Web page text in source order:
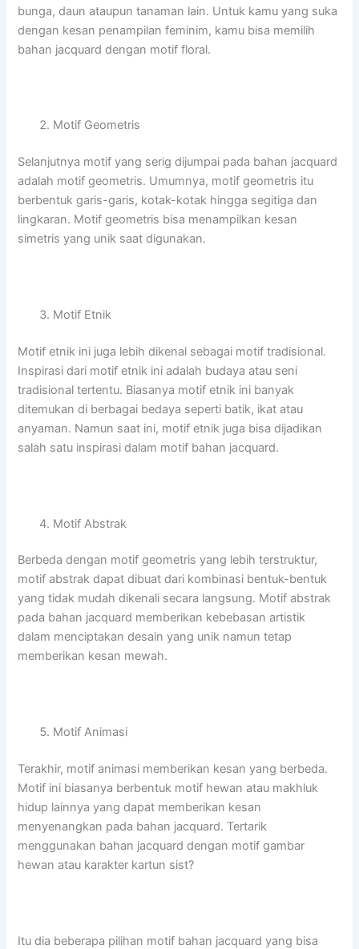
bunga, daun ataupun tanaman lain. Untuk kamu yang suka
dengan kesan penampilan feminim, kamu bisa memilih
bahan jacquard dengan motif floral.
Motif Geometris
Selanjutnya motif yang serig dijumpai pada bahan jacquard
adalah motif geometris. Umumnya, motif geometris itu
berbentuk garis-garis, kotak-kotak hingga segitiga dan
lingkaran. Motif geometris bisa menampilkan kesan
simetris yang unik saat digunakan.
Motif Etnik
Motif etnik ini juga lebih dikenal sebagai motif tradisional.
Inspirasi dari motif etnik ini adalah budaya atau seni
tradisional tertentu. Biasanya motif etnik ini banyak
ditemukan di berbagai bedaya seperti batik, ikat atau
anyaman. Namun saat ini, motif etnik juga bisa dijadikan
salah satu inspirasi dalam motif bahan jacquard.
Motif Abstrak
Berbeda dengan motif geometris yang lebih terstruktur,
motif abstrak dapat dibuat dari kombinasi bentuk-bentuk
yang tidak mudah dikenali secara langsung. Motif abstrak
pada bahan jacquard memberikan kebebasan artistik
dalam menciptakan desain yang unik namun tetap
memberikan kesan mewah.
Motif Animasi
Terakhir, motif animasi memberikan kesan yang berbeda.
Motif ini biasanya berbentuk motif hewan atau makhluk
hidup lainnya yang dapat memberikan kesan
menyenangkan pada bahan jacquard. Tertarik
menggunakan bahan jacquard dengan motif gambar
hewan atau karakter kartun sist?
Itu dia beberapa pilihan motif bahan jacquard yang bisa